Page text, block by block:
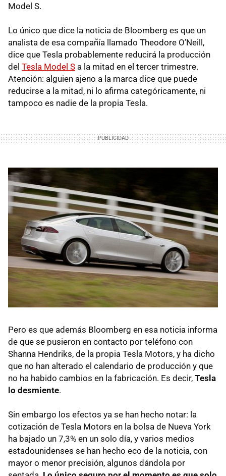
Model S.
Lo único que dice la noticia de Bloomberg es que un
analista de esa compañía llamado Theodore O’Neill,
dice que Tesla probablemente reducirá la producción
del Tesla Model S a la mitad en el tercer trimestre.
Atención: alguien ajeno a la marca dice que puede
reducirse a la mitad, ni lo afirma categóricamente, ni
tampoco es nadie de la propia Tesla.
Pero es que además Bloomberg en esa noticia informa
de que se pusieron en contacto por teléfono con
Shanna Hendriks, de la propia Tesla Motors, y ha dicho
que no han alterado el calendario de producción y que
no ha habido cambios en la fabricación. Es decir, Tesla
lo desmiente.
Sin embargo los efectos ya se han hecho notar: la
cotización de Tesla Motors en la bolsa de Nueva York
ha bajado un 7,3% en un solo día, y varios medios
estadounidenses se han hecho eco de la noticia, con
mayor o menor precisión, algunos dándola por